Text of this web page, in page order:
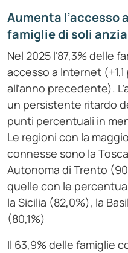
Aumenta l’accesso
famiglie di soli
Nel 2025 l’87,3% delle
accesso a Internet
all’anno precedente).
un persistente ritardo
punti percentuali in
Le regioni con la
connesse sono la
Autonoma di Trento
quelle con le
la Sicilia (82,0%), la
(80,1%)
Il 63,9% delle famiglie